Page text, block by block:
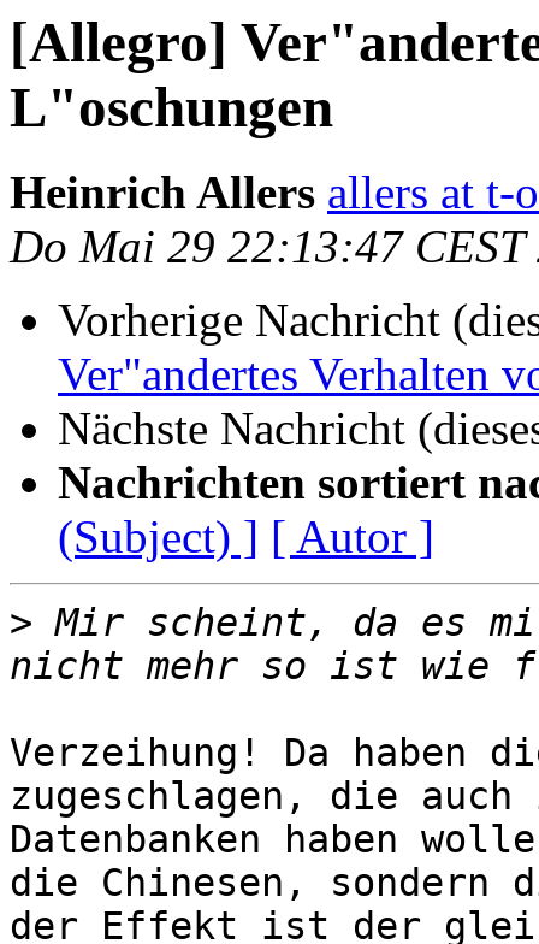
[Allegro]
L"oschungen
Heinrich Allers allers at t-
Do Mai 29 22:13:47 CEST
Vorherige Nachricht
Ver"andertes Verhalten
Nächste Nachricht
Nachrichten sortiert
(Subject) ] [ Autor ]
> Mir scheint, da es
Verzeihung! Da haben
zugeschlagen, die
Datenbanken haben
die Chinesen, sondern
der Effekt ist der